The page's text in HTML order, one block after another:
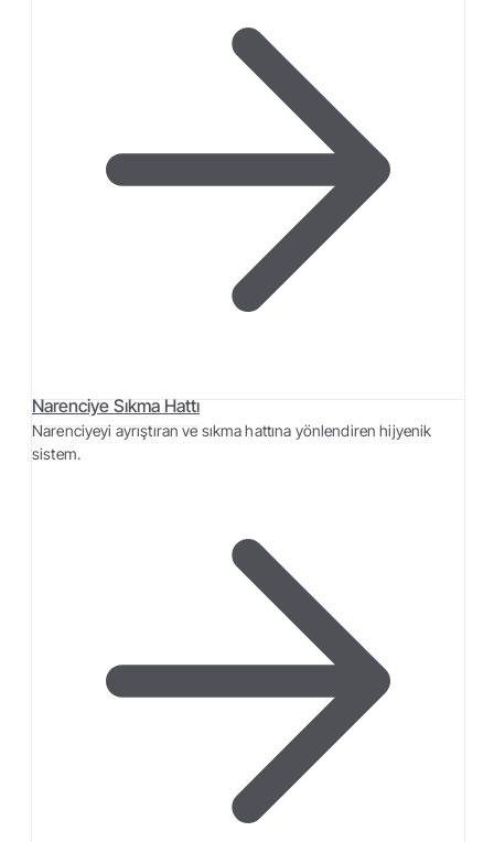
Narenciye Sıkma Hattı
Narenciyeyi ayrıştıran ve sıkma hattına yönlendiren hijyenik
sistem.